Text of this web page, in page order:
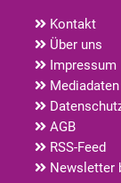
Kontakt
Über uns
Impressum
Mediadaten
AGB
RSS-Feed
Newsletter